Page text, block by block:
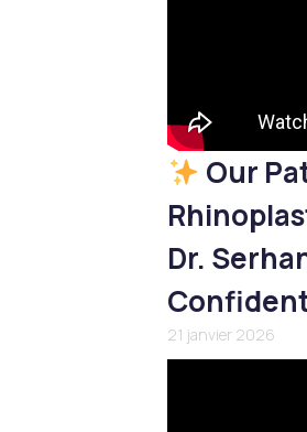
Our
Dr.
21 janvier 2026